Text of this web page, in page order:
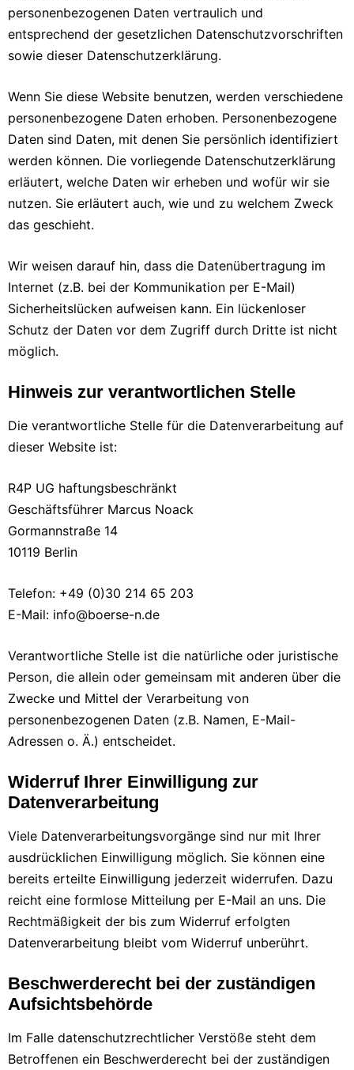
personenbezogenen Daten vertraulich und
entsprechend der gesetzlichen Datenschutzvorschriften
sowie dieser Datenschutzerklärung.
Wenn Sie diese Website benutzen, werden verschiedene
personenbezogene Daten erhoben. Personenbezogene
Daten sind Daten, mit denen Sie persönlich identifiziert
werden können. Die vorliegende Datenschutzerklärung
erläutert, welche Daten wir erheben und wofür wir sie
nutzen. Sie erläutert auch, wie und zu welchem Zweck
das geschieht.
Wir weisen darauf hin, dass die Datenübertragung im
Internet (z.B. bei der Kommunikation per E-Mail)
Sicherheitslücken aufweisen kann. Ein lückenloser
Schutz der Daten vor dem Zugriff durch Dritte ist nicht
möglich.
Hinweis zur verantwortlichen Stelle
Die verantwortliche Stelle für die Datenverarbeitung auf
dieser Website ist:
R4P UG haftungsbeschränkt
Geschäftsführer Marcus Noack
Gormannstraße 14
10119 Berlin
Telefon: +49 (0)30 214 65 203
E-Mail: info@boerse-n.de
Verantwortliche Stelle ist die natürliche oder juristische
Person, die allein oder gemeinsam mit anderen über die
Zwecke und Mittel der Verarbeitung von
personenbezogenen Daten (z.B. Namen, E-Mail-
Adressen o. Ä.) entscheidet.
Widerruf Ihrer Einwilligung zur
Datenverarbeitung
Viele Datenverarbeitungsvorgänge sind nur mit Ihrer
ausdrücklichen Einwilligung möglich. Sie können eine
bereits erteilte Einwilligung jederzeit widerrufen. Dazu
reicht eine formlose Mitteilung per E-Mail an uns. Die
Rechtmäßigkeit der bis zum Widerruf erfolgten
Datenverarbeitung bleibt vom Widerruf unberührt.
Beschwerderecht bei der zuständigen
Aufsichtsbehörde
Im Falle datenschutzrechtlicher Verstöße steht dem
Betroffenen ein Beschwerderecht bei der zuständigen